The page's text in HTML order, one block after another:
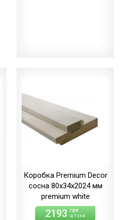
Коробка Premium Decor
сосна 80х34х2024 мм
premium white
2193 грн
штука